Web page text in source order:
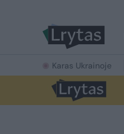
Karas Ukrainoje